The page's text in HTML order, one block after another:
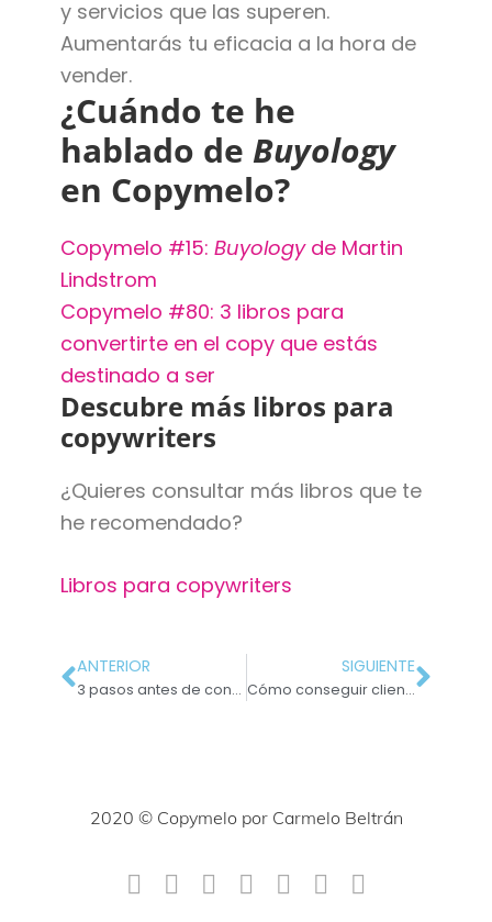
y servicios que las superen.
Aumentarás tu eficacia a la hora de
vender.
¿Cuándo te he
hablado de Buyology
en Copymelo?
Copymelo #15: Buyologyde Martin
Lindstrom
Copymelo #80: 3 libros para
convertirte en el copy que estás
destinado a ser
Descubre más libros para
copywriters
¿Quieres consultar más libros que te
he recomendado?
Libros para copywriters
ANTERIOR
3 pasos antes de convertirte en copywriter emprendedor
SIGUIENTE
Cómo conseguir clientes con emails a puerta fría
2020 © Copymelo por Carmelo Beltrán